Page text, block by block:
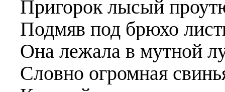
Пригорок лысый
Подмяв под брюхо
Она лежала в мутной
Словно огромная